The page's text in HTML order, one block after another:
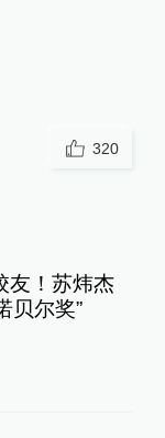
320
友！苏炜杰
贝尔奖”